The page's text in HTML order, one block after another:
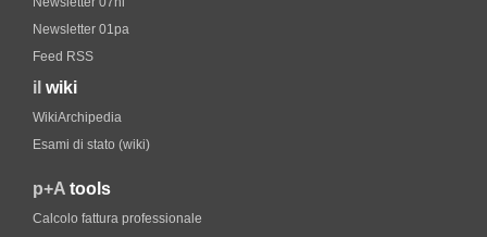
Newsletter 01pa
Feed RSS
il wiki
WikiArchipedia
Esami di stato (wiki)
p+A tools
Calcolo fattura professionale